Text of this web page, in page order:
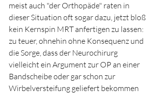
meist auch "der Orthopäde" raten in
dieser Situation oft sogar dazu, jetzt bloß
kein Kernspin MRT anfertigen zu lassen:
zu teuer, ohnehin ohne Konsequenz und
die Sorge, dass der Neurochirurg
vielleicht ein Argument zur OP an einer
Bandscheibe oder gar schon zur
Wirbelversteifung geliefert bekommen